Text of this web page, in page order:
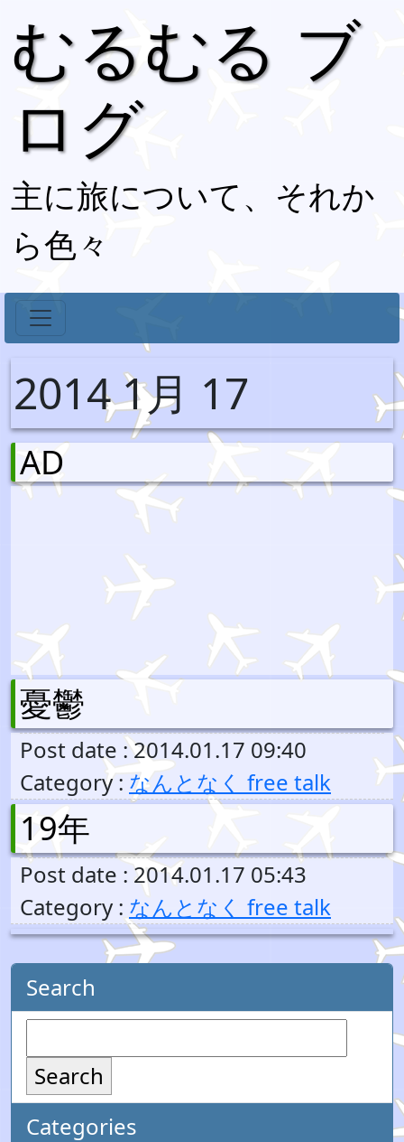
むるむる ブ
ログ
主に旅について、それか
ら色々
2014 1月 17
AD
憂鬱
Post date : 2014.01.17 09:40
Category : なんとなく free talk
19年
Post date : 2014.01.17 05:43
Category : なんとなく free talk
Search
Search
Categories